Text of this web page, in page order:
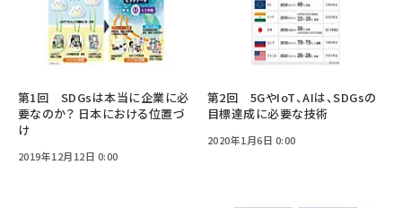
第1回 SDGsは本当に企業に必
要なのか？ 日本における位置づ
け
2019年12月12日 0:00
第2回 5GやIoT、AIは、SDGsの
目標達成に必要な技術
2020年1月6日 0:00